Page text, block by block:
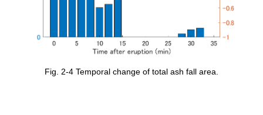
Fig. 2-4 Temporal change of total ash fall area.